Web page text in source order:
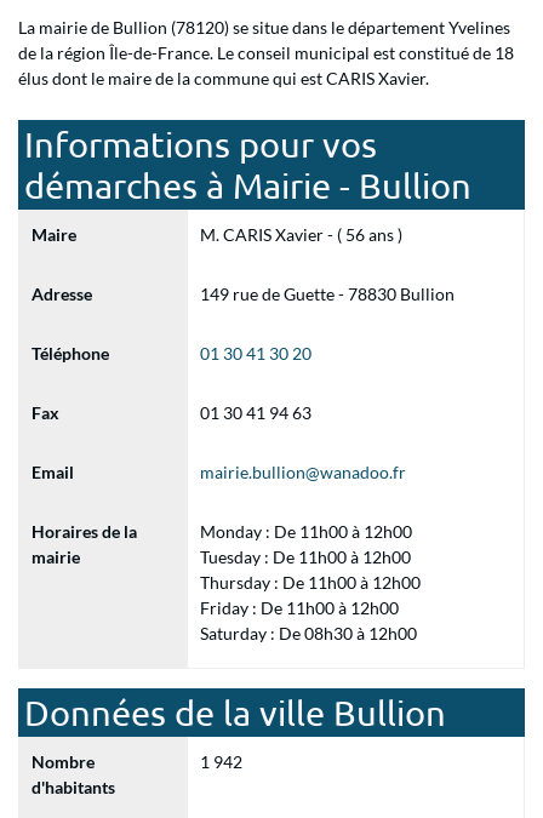
La mairie de Bullion (78120) se situe dans le département Yvelines
de la région Île-de-France. Le conseil municipal est constitué de 18
élus dont le maire de la commune qui est CARIS Xavier.
Informations pour vos
démarches à Mairie - Bullion
Maire M. CARIS Xavier - ( 56 ans )
Adresse 149 rue de Guette - 78830 Bullion
Téléphone 01 30 41 30 20
Fax 01 30 41 94 63
Email mairie.bullion@wanadoo.fr
Horaires de la
mairie
Monday : De 11h00 à 12h00
Tuesday : De 11h00 à 12h00
Thursday : De 11h00 à 12h00
Friday : De 11h00 à 12h00
Saturday : De 08h30 à 12h00
Données de la ville Bullion
Nombre
d'habitants
1 942